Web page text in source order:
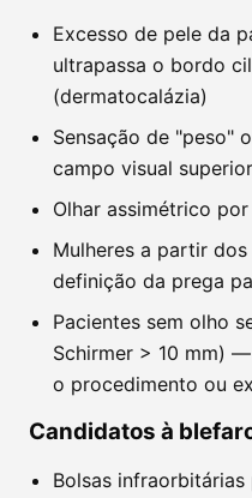
Excesso de pele da
ultrapassa o bordo
(dermatocalázia)
Sensação de "peso"
campo visual superior
Olhar assimétrico
Mulheres a partir
definição da prega
Pacientes sem olho
Schirmer > 10 mm)
o procedimento ou
Candidatos à
Bolsas